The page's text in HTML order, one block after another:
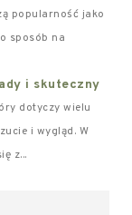
popularność jako
sposób na
i skuteczny
dotyczy wielu
i wygląd. W
z...